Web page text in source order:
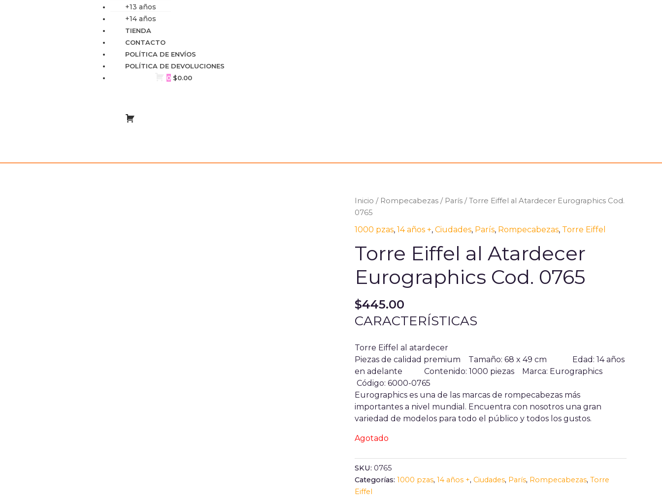
+13 años
+14 años
TIENDA
CONTACTO
POLÍTICA DE ENVÍOS
POLÍTICA DE DEVOLUCIONES
0 $0.00
Inicio / Rompecabezas / París / Torre Eiffel al Atardecer Eurographics Cod.
0765
1000 pzas, 14 años +, Ciudades, París, Rompecabezas, Torre Eiffel
Torre Eiffel al Atardecer
Eurographics Cod. 0765
$445.00
CARACTERÍSTICAS
Torre Eiffel al atardecer
Piezas de calidad premium Tamaño: 68 x 49 cm Edad: 14 años
en adelante Contenido: 1000 piezas Marca: Eurographics
Código: 6000-0765
Eurographics es una de las marcas de rompecabezas más
importantes a nivel mundial. Encuentra con nosotros una gran
variedad de modelos para todo el público y todos los gustos.
Agotado
SKU: 0765
Categorías: 1000 pzas, 14 años +, Ciudades, París, Rompecabezas, Torre
Eiffel